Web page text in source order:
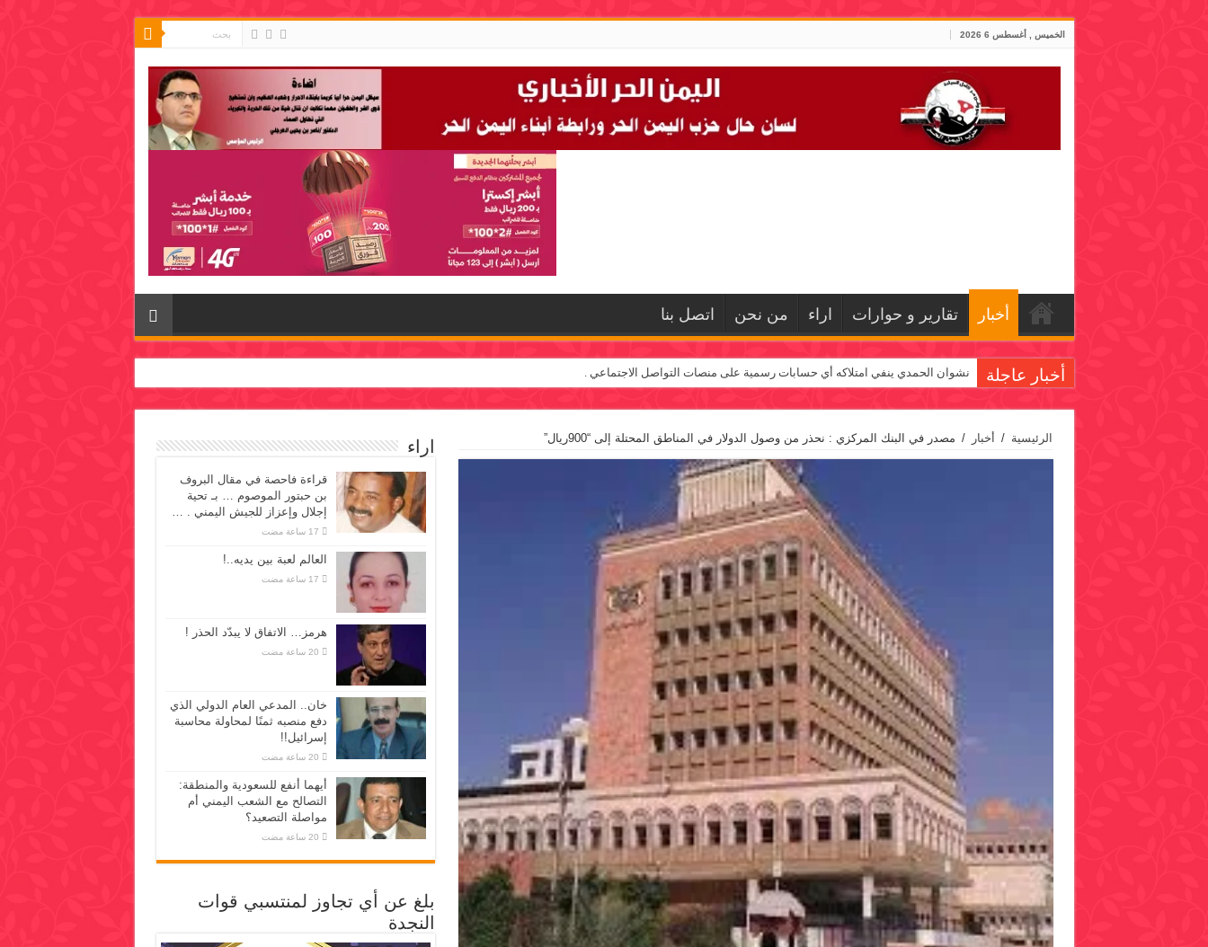
الخميس , أغسطس 6 2026
أخبار تقارير و حوارات اراء من نحن اتصل بنا
أخبار عاجلة نشوان الحمدي ينفي امتلاكه أي حسابات رسمية على منصات التواصل الاجتماعي .
الرئيسية / أخبار / مصدر في البنك المركزي : نحذر من وصول الدولار في المناطق المحتلة إلى “900ريال” اراء
قراءة فاحصة في مقال البروف
بن حبتور الموصوم … بـ تحية
إجلال وإعزاز للجيش اليمني . …
العالم لعبة بين يديه..!
هرمز… الاتفاق لا يبدّد الحذر !
خان.. المدعي العام الدولي الذي
دفع منصبه ثمنًا لمحاولة محاسبة
إسرائيل!!
أيهما أنفع للسعودية والمنطقة:
التصالح مع الشعب اليمني أم
مواصلة التصعيد؟
بلغ عن أي تجاوز لمنتسبي قوات
النجدة